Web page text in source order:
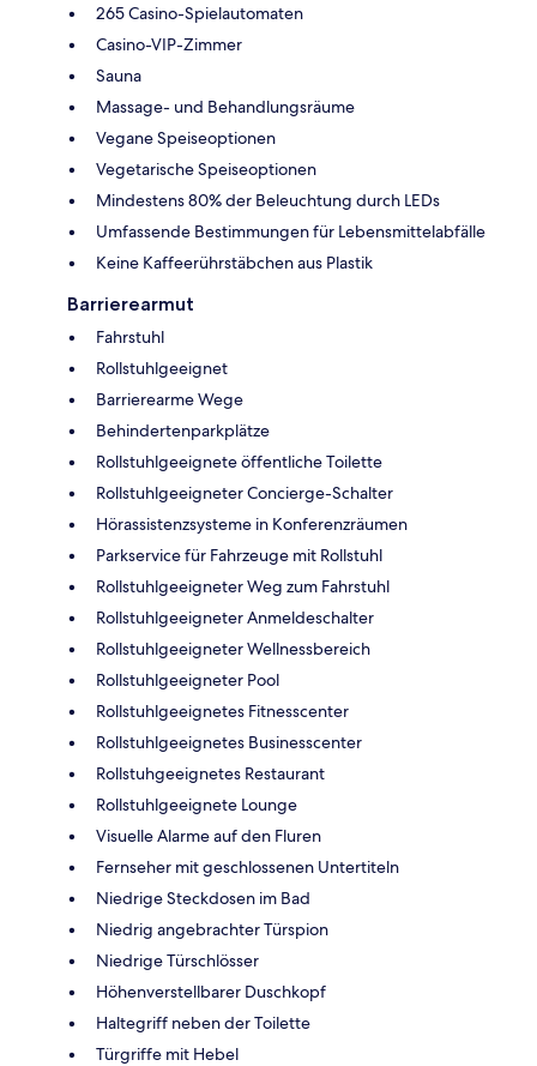
265 Casino-Spielautomaten
Casino-VIP-Zimmer
Sauna
Massage- und Behandlungsräume
Vegane Speiseoptionen
Vegetarische Speiseoptionen
Mindestens 80% der Beleuchtung durch LEDs
Umfassende Bestimmungen für Lebensmittelabfälle
Keine Kaffeerührstäbchen aus Plastik
Barrierearmut
Fahrstuhl
Rollstuhlgeeignet
Barrierearme Wege
Behindertenparkplätze
Rollstuhlgeeignete öffentliche Toilette
Rollstuhlgeeigneter Concierge-Schalter
Hörassistenzsysteme in Konferenzräumen
Parkservice für Fahrzeuge mit Rollstuhl
Rollstuhlgeeigneter Weg zum Fahrstuhl
Rollstuhlgeeigneter Anmeldeschalter
Rollstuhlgeeigneter Wellnessbereich
Rollstuhlgeeigneter Pool
Rollstuhlgeeignetes Fitnesscenter
Rollstuhlgeeignetes Businesscenter
Rollstuhgeeignetes Restaurant
Rollstuhlgeeignete Lounge
Visuelle Alarme auf den Fluren
Fernseher mit geschlossenen Untertiteln
Niedrige Steckdosen im Bad
Niedrig angebrachter Türspion
Niedrige Türschlösser
Höhenverstellbarer Duschkopf
Haltegriff neben der Toilette
Türgriffe mit Hebel